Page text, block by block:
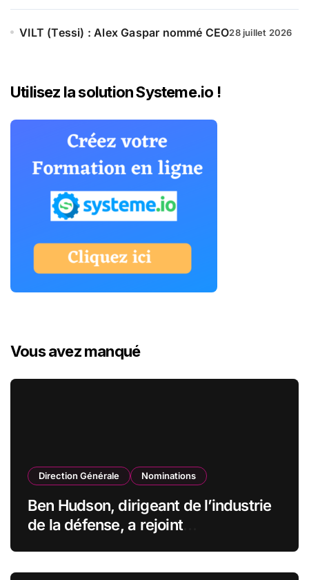
VILT (Tessi) : Alex Gaspar nommé CEO28 juillet 2026
Utilisez la solution Systeme.io !
Vous avez manqué
Direction Générale Nominations
Ben Hudson, dirigeant de l’industrie
de la défense, a rejoint